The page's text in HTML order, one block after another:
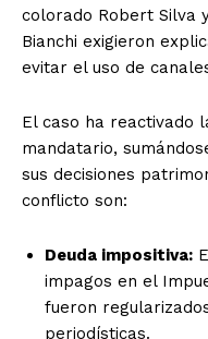
colorado Robert Silva
Bianchi exigieron
evitar el uso de
El caso ha reactivado
mandatario,
sus decisiones
conflicto son:
Deuda impositiva:
impagos en el
fueron
periodísticas.